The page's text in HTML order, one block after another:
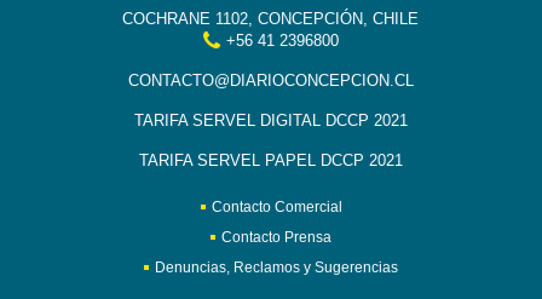
COCHRANE 1102, CONCEPCIÓN, CHILE
+56 41 2396800
CONTACTO@DIARIOCONCEPCION.CL
TARIFA SERVEL DIGITAL DCCP 2021
TARIFA SERVEL PAPEL DCCP 2021
Contacto Comercial
Contacto Prensa
Denuncias, Reclamos y Sugerencias